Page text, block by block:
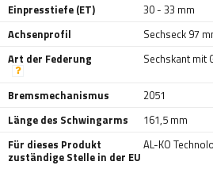
Einpresstiefe (ET)
30 - 33 mm
Achsenprofil
Sechseck 97
Art der Federung
Sechskant mit
Bremsmechanismus
2051
Länge des Schwingarms
161,5 mm
Für dieses Produkt
zuständige Stelle in der EU
AL-KO